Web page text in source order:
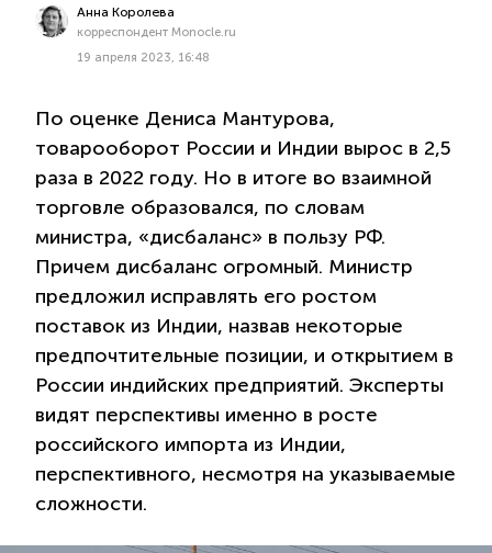
Анна Королева
корреспондент Monocle.ru
19 апреля 2023, 16:48
По оценке Дениса Мантурова,
товарооборот России и Индии вырос в 2,5
раза в 2022 году. Но в итоге во взаимной
торговле образовался, по словам
министра, «дисбаланс» в пользу РФ.
Причем дисбаланс огромный. Министр
предложил исправлять его ростом
поставок из Индии, назвав некоторые
предпочтительные позиции, и открытием в
России индийских предприятий. Эксперты
видят перспективы именно в росте
российского импорта из Индии,
перспективного, несмотря на указываемые
сложности.